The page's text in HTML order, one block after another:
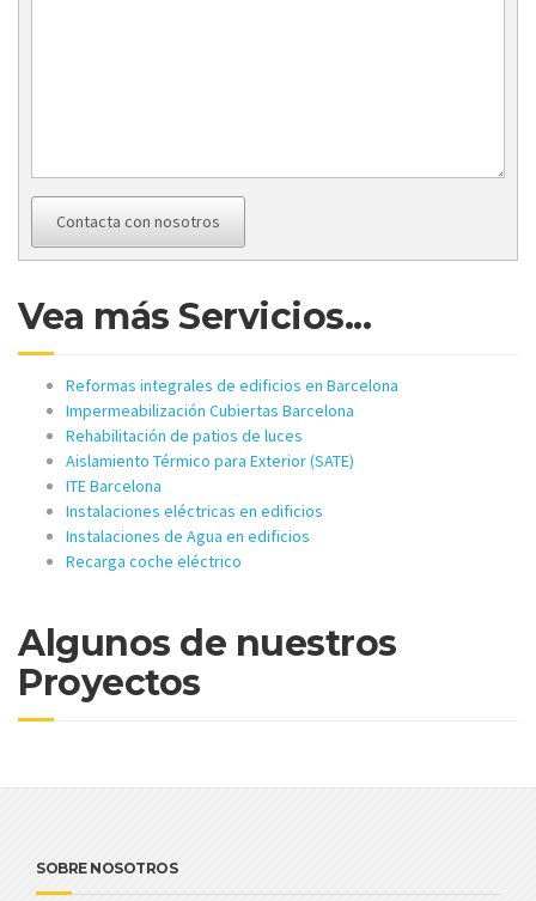
Contacta con nosotros
Vea más Servicios...
Reformas integrales de edificios en Barcelona
Impermeabilización Cubiertas Barcelona
Rehabilitación de patios de luces
Aislamiento Térmico para Exterior (SATE)
ITE Barcelona
Instalaciones eléctricas en edificios
Instalaciones de Agua en edificios
Recarga coche eléctrico
Algunos de nuestros
Proyectos
SOBRE NOSOTROS